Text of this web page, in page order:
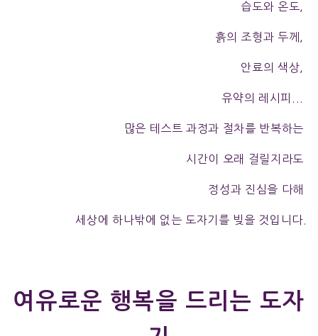
습도와 온도,
흙의 조형과 두께,
안료의 색상,
유약의 레시피...
많은 테스트 과정과 절차를 반복하는
시간이 오래 걸릴지라도
정성과 진심을 다해
세상에 하나밖에 없는 도자기를 빚을 것입니다.
여유로운 행복을 드리는 도자